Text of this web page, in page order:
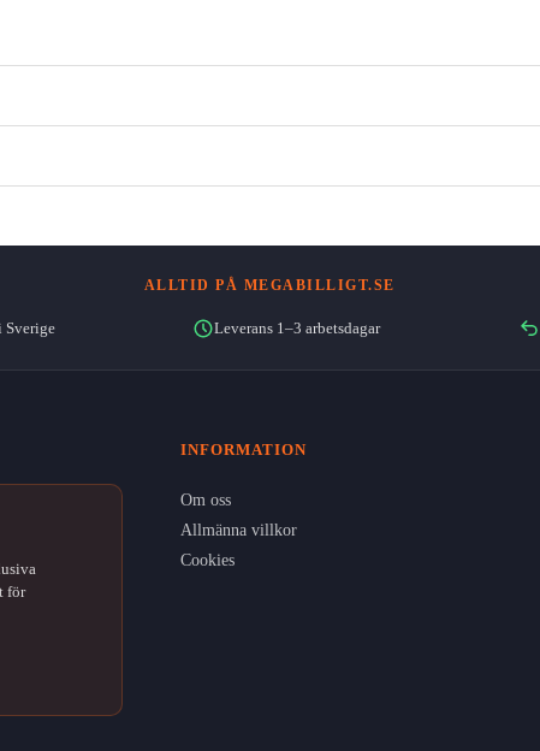
ALLTID PÅ MEGABILLIGT.SE
Sverige Leverans 1–3 arbetsdagar
för
INFORMATION
Om oss
Allmänna villkor
Cookies